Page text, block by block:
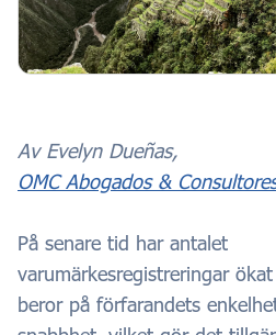
Av Evelyn Dueñas,
OMC Abogados &
På senare tid har antalet
varumärkesregistreringar
beror på förfarandets